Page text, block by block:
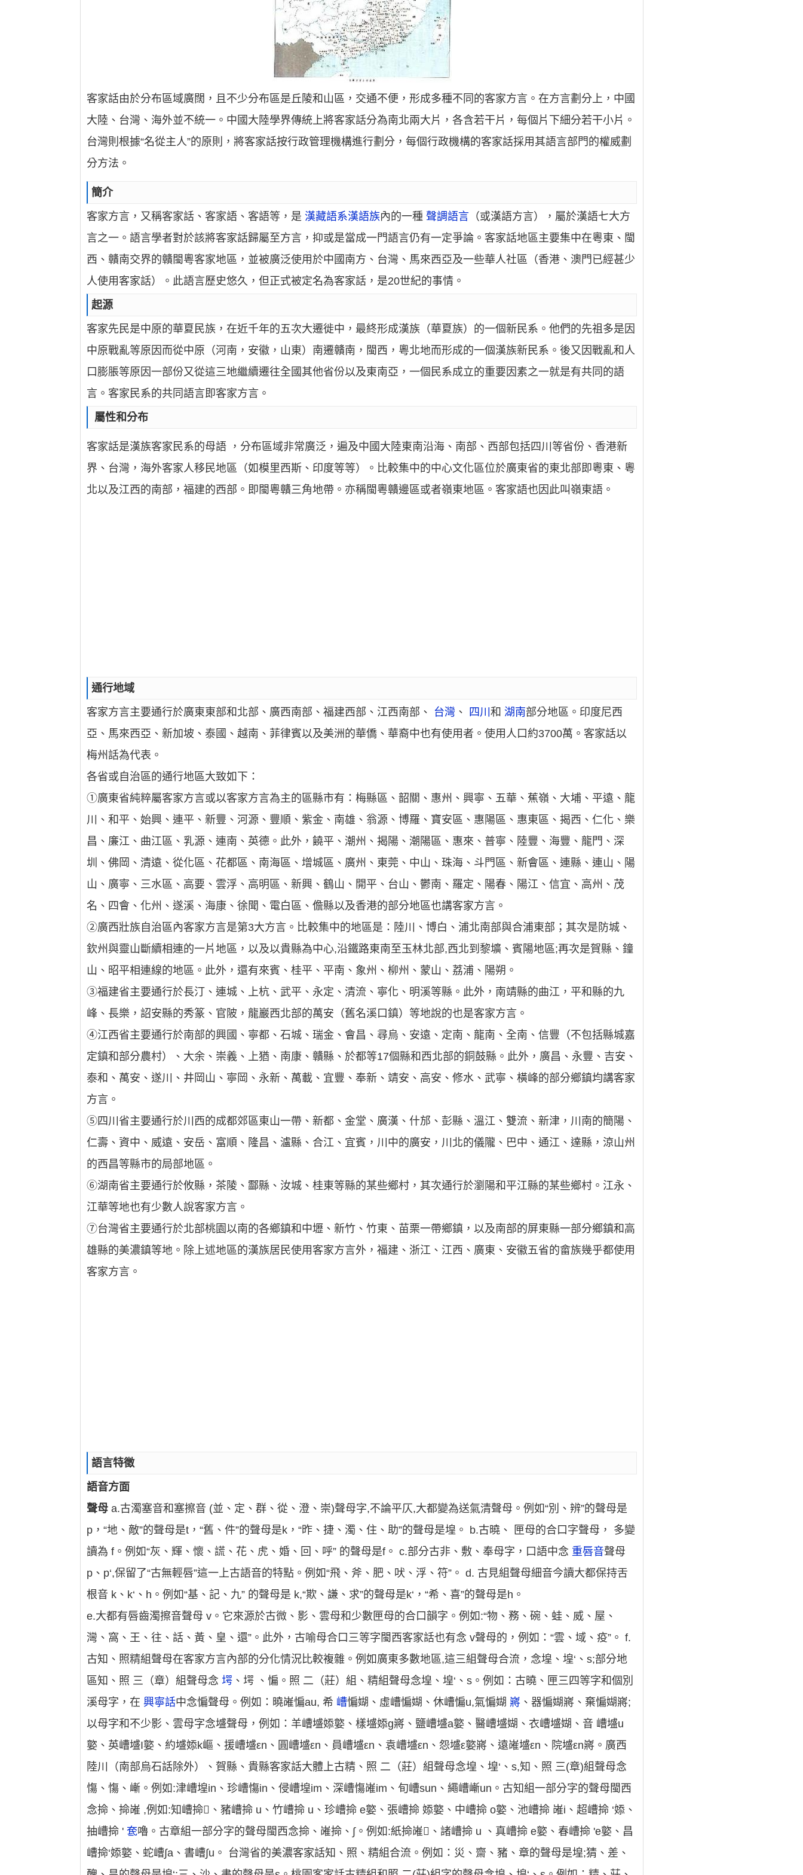
客家話由於分布區域廣闊，且不少分布區是丘陵和山區，交通不便，形成多種不同的客家方言。在方言劃分上，中國
大陸、台灣、海外並不統一。中國大陸學界傳統上將客家話分為南北兩大片，各含若干片，每個片下細分若干小片。
台灣則根據“名從主人”的原則，將客家話按行政管理機構進行劃分，每個行政機構的客家話採用其語言部門的權威劃
分方法。
簡介
客家方言，又稱客家話、客家語、客語等，是 漢藏語系漢語族內的一種 聲調語言 （或漢語方言），屬於漢語七大方
言之一。語言學者對於該將客家話歸屬至方言，抑或是當成一門語言仍有一定爭論。客家話地區主要集中在粵東、閩
西、贛南交界的贛閩粵客家地區，並被廣泛使用於中國南方、台灣、馬來西亞及一些華人社區（香港、澳門已經甚少
人使用客家話）。此語言歷史悠久，但正式被定名為客家話，是20世紀的事情。
起源
客家先民是中原的華夏民族，在近千年的五次大遷徙中，最終形成漢族（華夏族）的一個新民系。他們的先祖多是因
中原戰亂等原因而從中原（河南，安徽，山東）南遷贛南，閩西，粵北地而形成的一個漢族新民系。後又因戰亂和人
口膨脹等原因一部份又從這三地繼續遷往全國其他省份以及東南亞，一個民系成立的重要因素之一就是有共同的語
言。客家民系的共同語言即客家方言。
屬性和分布
客家話是漢族客家民系的母語 ，分布區域非常廣泛，遍及中國大陸東南沿海、南部、西部包括四川等省份、香港新
界、台灣，海外客家人移民地區（如模里西斯、印度等等）。比較集中的中心文化區位於廣東省的東北部即粵東、粵
北以及江西的南部，福建的西部。即閩粵贛三角地帶。亦稱閩粵贛邊區或者嶺東地區。客家語也因此叫嶺東語。
通行地域
客家方言主要通行於廣東東部和北部、廣西南部、福建西部、江西南部、 台灣 、 四川和湖南部分地區。印度尼西
亞、馬來西亞、新加坡、泰國、越南、菲律賓以及美洲的華僑、華裔中也有使用者。使用人口約3700萬。客家話以
梅州話為代表。
各省或自治區的通行地區大致如下：
①廣東省純粹屬客家方言或以客家方言為主的區縣市有：梅縣區、韶關、惠州、興寧、五華、蕉嶺、大埔、平遠、龍
川、和平、始興、連平、新豐、河源、豐順、紫金、南雄、翁源、博羅、寶安區、惠陽區、惠東區、揭西、仁化、樂
昌、廉江、曲江區、乳源、連南、英德。此外，饒平、潮州、揭陽、潮陽區、惠來、普寧、陸豐、海豐、龍門、深
圳、佛岡、清遠、從化區、花都區、南海區、增城區、廣州、東莞、中山、珠海、斗門區、新會區、連縣、連山、陽
山、廣寧、三水區、高要、雲浮、高明區、新興、鶴山、開平、台山、鬱南、羅定、陽春、陽江、信宜、高州、茂
名、四會、化州、遂溪、海康、徐聞、電白區、儋縣以及香港的部分地區也講客家方言。
②廣西壯族自治區內客家方言是第3大方言。比較集中的地區是：陸川、博白、浦北南部與合浦東部；其次是防城、
欽州與靈山斷續相連的一片地區，以及以貴縣為中心,沿鐵路東南至玉林北部,西北到黎壙、賓陽地區;再次是賀縣、鐘
山、昭平相連線的地區。此外，還有來賓、桂平、平南、象州、柳州、蒙山、荔浦、陽朔。
③福建省主要通行於長汀、連城、上杭、武平、永定、清流、寧化、明溪等縣。此外，南靖縣的曲江，平和縣的九
峰、長樂，詔安縣的秀篆、官陂，龍巖西北部的萬安（舊名溪口鎮）等地說的也是客家方言。
④江西省主要通行於南部的興國、寧都、石城、瑞金、會昌、尋烏、安遠、定南、龍南、全南、信豐（不包括縣城嘉
定鎮和部分農村）、大余、崇義、上猶、南康、贛縣、於都等17個縣和西北部的銅鼓縣。此外，廣昌、永豐、吉安、
泰和、萬安、遂川、井岡山、寧岡、永新、萬載、宜豐、奉新、靖安、高安、修水、武寧、橫峰的部分鄉鎮均講客家
方言。
⑤四川省主要通行於川西的成都郊區東山一帶、新都、金堂、廣漢、什邡、彭縣、溫江、雙流、新津，川南的簡陽、
仁壽、資中、威遠、安岳、富順、隆昌、瀘縣、合江、宜賓，川中的廣安，川北的儀隴、巴中、通江、達縣，涼山州
的西昌等縣市的局部地區。
⑥湖南省主要通行於攸縣，茶陵、酃縣、汝城、桂東等縣的某些鄉村，其次通行於瀏陽和平江縣的某些鄉村。江永、
江華等地也有少數人說客家方言。
⑦台灣省主要通行於北部桃園以南的各鄉鎮和中壢、新竹、竹東、苗栗一帶鄉鎮，以及南部的屏東縣一部分鄉鎮和高
雄縣的美濃鎮等地。除上述地區的漢族居民使用客家方言外，福建、浙江、江西、廣東、安徽五省的畲族幾乎都使用
客家方言。
語言特徵
語音方面
聲母 a.古濁塞音和塞擦音 (並、定、群、從、澄、崇)聲母字,不論平仄,大都變為送氣清聲母。例如“別、辨”的聲母是
p，“地、敵”的聲母是t，“舊、件”的聲母是k，“昨、捷、濁、住、助”的聲母是堭。 b.古曉、 匣母的合口字聲母， 多變
讀為 f。例如“灰、輝、懷、謊、花、虎、婚、回、呼” 的聲母是f。 c.部分古非、敷、奉母字，口語中念 重唇音聲母
p、p‘,保留了“古無輕唇”這一上古語音的特點。例如“飛、斧、肥、吠、浮、符”。 d. 古見組聲母細音今讀大都保持舌
根音 k、k‘、h。例如“基、記、九” 的聲母是 k,“欺、謙、求”的聲母是k‘，“希、喜”的聲母是h。
e.大都有唇齒濁擦音聲母 v。它來源於古微、影、雲母和少數匣母的合口韻字。例如:“物、務、碗、蛙、威、屋、
灣、窩、王、往、話、黃、皇、還”。此外，古喻母合口三等字閩西客家話也有念 v聲母的，例如：“雲、域、疫”。 f.
古知、照精組聲母在客家方言內部的分化情況比較複雜。例如廣東多數地區,這三組聲母合流，念堭、堭‘、s;部分地
區知、照 三（章）組聲母念 堮 、堮 、惼。照 二（莊）組、精組聲母念堭、堭‘、s。例如：古曉、匣三四等字和個別
溪母字，在興寧話中念惼聲母。例如：曉嶉惼au, 希 嶆惼媩、虛嶆惼媩、休嶆惼u,氣惼媩嶈 、器惼媩嶈、棄惼媩嶈;
以母字和不少影、雲母字念墭聲母，例如：羊嶆墭婖嬜、樣墭婖ɡ嶈、鹽嶆墭a嬜、醫嶆墭媩、衣嶆墭媩、音 嶆墭u
嬜、英嶆墭Ι嬜、約墭婖k嶇、援嶆墭εn、圓嶆墭εn、員嶆墭εn、袁嶆墭εn、怨墭ε嬜嶈、遠嶉墭εn、院墭εn嶈。廣西
陸川（南部烏石話除外）、賀縣、貴縣客家話大體上古精、照 二（莊）組聲母念堭、堭‘、s,知、照 三(章)組聲母念
慯、慯、嶃。例如:津嶆堭in、珍嶆慯in、侵嶆堭im、深嶆慯嶉im、旬嶆sun、繩嶆嶃un。古知組一部分字的聲母閩西
念掵、掵嶉 ,例如:知嶆掵、豬嶆掵 u、竹嶆掵 u、珍嶆掵 e嬜、張嶆掵 婖嬜、中嶆掵 o嬜、池嶆掵 嶉i、超嶆掵 ‘婖、
抽嶆掵 '奃嚕。古章組一部分字的聲母閩西念掵、嶉掵、∫。例如:紙掵嶉、諸嶆掵 u 、真嶆掵 e嬜、春嶆掵 'e嬜、昌
嶆掵‘婖嬜、蛇嶆∫a、書嶆∫u。 台灣省的美濃客家話知、照、精組合流。例如：災、齋、豬、章的聲母是堭;猜、差、